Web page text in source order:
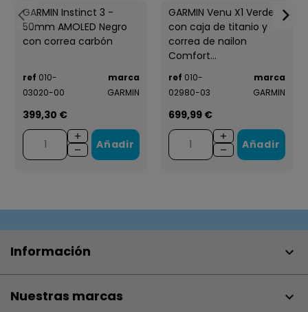
GARMIN Instinct 3 -
50mm AMOLED Negro
con correa carbón
ref 010-
03020-00
marca
GARMIN
399,30 €
Añadir
GARMIN Venu X1 Verde
con caja de titanio y
correa de nailon
Comfort...
ref 010-
02980-03
marca
GARMIN
699,99 €
Añadir
Información 
Nuestras marcas 